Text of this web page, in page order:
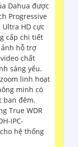
Dahua được
Progressive
Ultra HD cực
cấp chi tiết
hỗ trợ
chất
sáng yếu.
linh hoạt
minh có
ban đêm.
True WDR
IPC-
hệ thống